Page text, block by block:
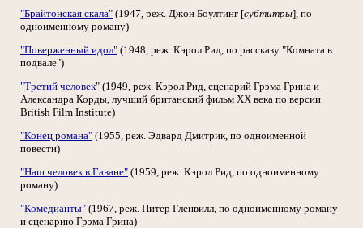
"Брайтонская скала" (1947, реж. Джон Боултинг [субтитры], по
одноименному роману)
"Поверженный идол" (1948, реж. Кэрол Рид, по рассказу "Комната в
подвале")
"Третий человек" (1949, реж. Кэрол Рид, сценарий Грэма Грина и
Александра Корды, лучший британский фильм XX века по версии
British Film Institute)
"Конец романа" (1955, реж. Эдвард Дмитрик, по одноименной
повести)
"Наш человек в Гаване" (1959, реж. Кэрол Рид, по одноименному
роману)
"Комедианты" (1967, реж. Питер Гленвилл, по одноименному роману
и сценарию Грэма Грина)